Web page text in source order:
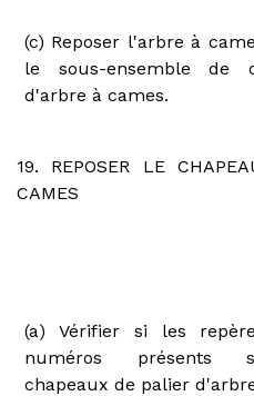
(c) Reposer l'arbre à
le sous-ensemble de
d'arbre à cames.
19. REPOSER LE
CAMES
(a) Vérifier si les
numéros présents
chapeaux de palier